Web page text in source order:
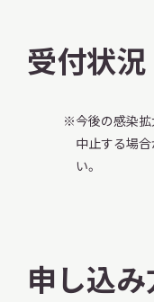
受付状況
今後の感染拡
中止する場
い。
申し込